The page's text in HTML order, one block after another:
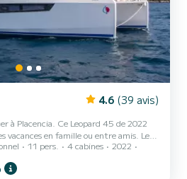
4.6 (39 avis)
à Placencia. Ce Leopard 45 de 2022
en famille ou entre amis. Le
entièrement équipée(s) et d'une
longueur hors tout de 14 mètres,
passer des vacances exceptionnelles
11 pers. 4 cabines
2022